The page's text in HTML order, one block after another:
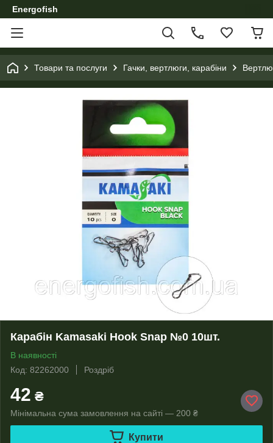
Energofish
Товари та послуги Гачки, вертлюги, карабіни
Карабін Kamasaki Hook Snap №0 10шт.
В наявності
Код: 82262000
Роздріб
42 ₴
Мінімальна сума замовлення на сайті — 200 ₴
Купити